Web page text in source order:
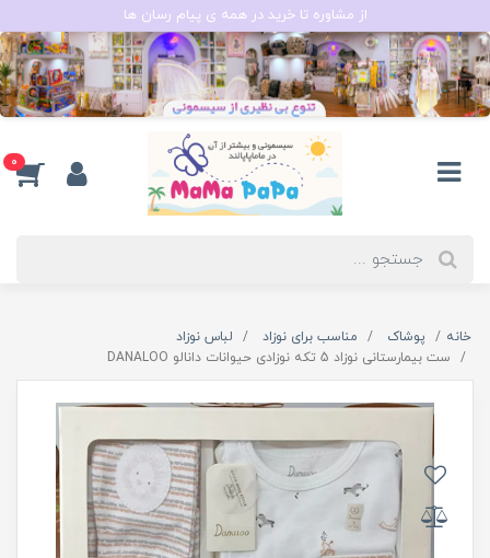
از مشاوره تا خرید در همه ی پیام رسان ها
0
خانه پوشاک مناسب برای نوزاد
لباس نوزاد
ست بیمارستانی نوزاد 5 تکه نوزادی حیوانات دانالو DANALOO